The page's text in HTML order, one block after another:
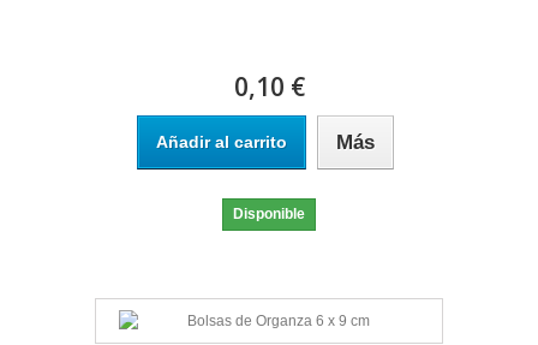
0,10 €
Añadir al carrito Más
Disponible